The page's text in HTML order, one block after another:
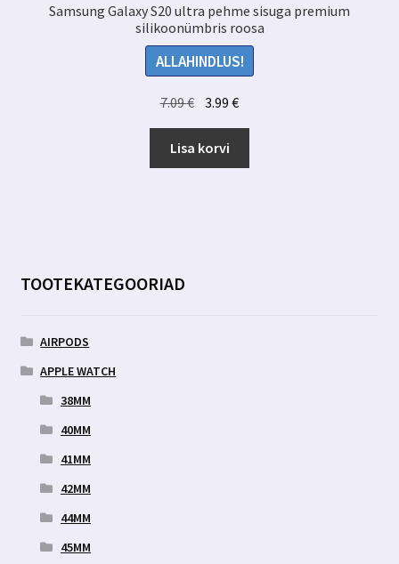
Samsung Galaxy S20 ultra pehme sisuga premium
silikoonümbris roosa
ALLAHINDLUS!
7.09€ Algne
hind
oli:
7.09 €.
3.99€Praegune
hind
3.99 €.
Lisa korvi
TOOTEKATEGOORIAD
AIRPODS
APPLE WATCH
38MM
40MM
41MM
42MM
44MM
45MM